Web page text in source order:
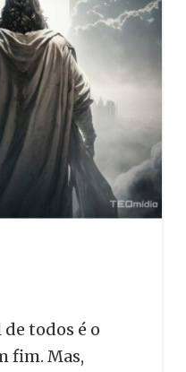
todos é o
fim. Mas,